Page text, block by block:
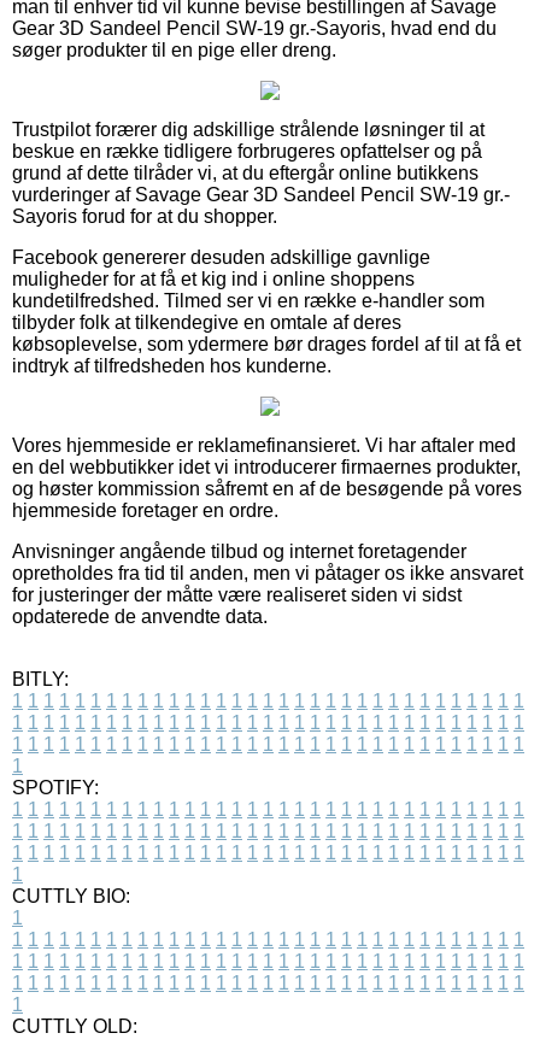
man til enhver tid vil kunne bevise bestillingen af Savage
Gear 3D Sandeel Pencil SW-19 gr.-Sayoris, hvad end du
søger produkter til en pige eller dreng.
Trustpilot forærer dig adskillige strålende løsninger til at
beskue en række tidligere forbrugeres opfattelser og på
grund af dette tilråder vi, at du eftergår online butikkens
vurderinger af Savage Gear 3D Sandeel Pencil SW-19 gr.-
Sayoris forud for at du shopper.
Facebook genererer desuden adskillige gavnlige
muligheder for at få et kig ind i online shoppens
kundetilfredshed. Tilmed ser vi en række e-handler som
tilbyder folk at tilkendegive en omtale af deres
købsoplevelse, som ydermere bør drages fordel af til at få et
indtryk af tilfredsheden hos kunderne.
Vores hjemmeside er reklamefinansieret. Vi har aftaler med
en del webbutikker idet vi introducerer firmaernes produkter,
og høster kommission såfremt en af de besøgende på vores
hjemmeside foretager en ordre.
Anvisninger angående tilbud og internet foretagender
opretholdes fra tid til anden, men vi påtager os ikke ansvaret
for justeringer der måtte være realiseret siden vi sidst
opdaterede de anvendte data.
BITLY:
1 1 1 1 1 1 1 1 1 1 1 1 1 1 1 1 1 1 1 1 1 1 1 1 1 1 1 1 1 1 1 1 1
1 1 1 1 1 1 1 1 1 1 1 1 1 1 1 1 1 1 1 1 1 1 1 1 1 1 1 1 1 1 1 1 1
1 1 1 1 1 1 1 1 1 1 1 1 1 1 1 1 1 1 1 1 1 1 1 1 1 1 1 1 1 1 1 1 1
1
SPOTIFY:
1 1 1 1 1 1 1 1 1 1 1 1 1 1 1 1 1 1 1 1 1 1 1 1 1 1 1 1 1 1 1 1 1
1 1 1 1 1 1 1 1 1 1 1 1 1 1 1 1 1 1 1 1 1 1 1 1 1 1 1 1 1 1 1 1 1
1 1 1 1 1 1 1 1 1 1 1 1 1 1 1 1 1 1 1 1 1 1 1 1 1 1 1 1 1 1 1 1 1
1
CUTTLY BIO:
1
1 1 1 1 1 1 1 1 1 1 1 1 1 1 1 1 1 1 1 1 1 1 1 1 1 1 1 1 1 1 1 1 1
1 1 1 1 1 1 1 1 1 1 1 1 1 1 1 1 1 1 1 1 1 1 1 1 1 1 1 1 1 1 1 1 1
1 1 1 1 1 1 1 1 1 1 1 1 1 1 1 1 1 1 1 1 1 1 1 1 1 1 1 1 1 1 1 1 1
1
CUTTLY OLD: